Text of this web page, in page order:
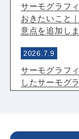
サーモグラフ
おきたいこと
意点を追加しま
2026.7.9
サーモグラフ
したサーモグ